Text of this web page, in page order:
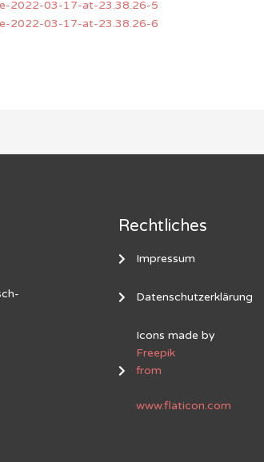
Rechtliches
Impressum
Datenschutzerklärung
Icons made by
Freepik
from
www.flaticon.com